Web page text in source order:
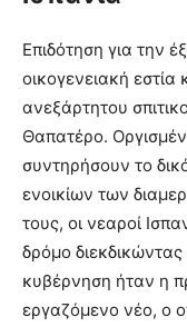
Επιδότηση για την
οικογενειακή εστία
ανεξάρτητου
Θαπατέρο.
συντηρήσουν το
ενοικίων των
τους, οι νεαροί
δρόμο διεκδικώντας
κυβέρνηση ήταν η
εργαζόμενο νέο, ο